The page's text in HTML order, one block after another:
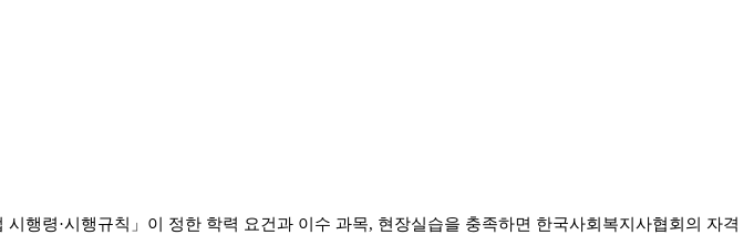
시행령·시행규칙」이 정한 학력 요건과 이수 과목, 현장실습을 충족하면 한국사회복지사협회의 자격